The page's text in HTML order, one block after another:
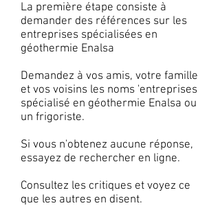
La première étape consiste à
demander des références sur les
entreprises spécialisées en
géothermie Enalsa
Demandez à vos amis, votre famille
et vos voisins les noms 'entreprises
spécialisé en géothermie Enalsa ou
un frigoriste.
Si vous n'obtenez aucune réponse,
essayez de rechercher en ligne.
Consultez les critiques et voyez ce
que les autres en disent.